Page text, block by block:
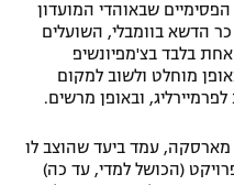
שבאוהדי המועדון
הדשא בוומבלי, השועלים
בלבד בצ'מפיונשיפ
מוחלט ולשוב למקום
ובאופן מרשים.
מארסקה, עמד ביעד שהוצב לו
(הכושל למדי, עד כה)